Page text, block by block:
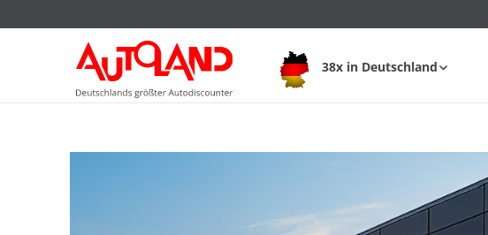
38x in Deutschland